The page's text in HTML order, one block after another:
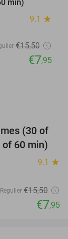
min)
9.1 star
€15,50
€7,95
49%
(30 of
60 min)
9.1 star
Regulier €15,50
€7,95